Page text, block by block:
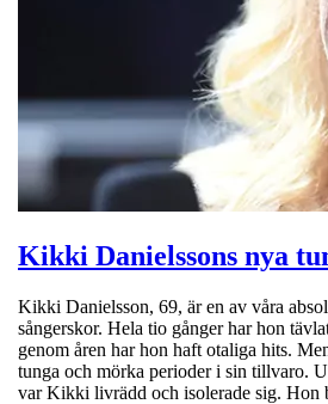
Kikki Danielssons nya
Kikki Danielsson, 69, är en av våra
sångerskor. Hela tio gånger har hon
genom åren har hon haft otaliga hits.
tunga och mörka perioder i sin tillvaro.
var Kikki livrädd och isolerade sig.